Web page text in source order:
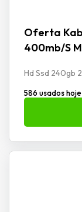
Oferta
400mb/S
Hd Ssd 240gb
586 usados hoje